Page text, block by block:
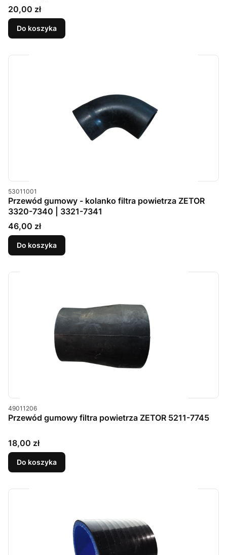
Cena
20,00 zł
Do koszyka
Kod produktu
53011001
Przewód gumowy - kolanko filtra powietrza ZETOR
3320-7340 | 3321-7341
Cena
46,00 zł
Do koszyka
Kod produktu
49011206
Przewód gumowy filtra powietrza ZETOR 5211-7745
Cena
18,00 zł
Do koszyka